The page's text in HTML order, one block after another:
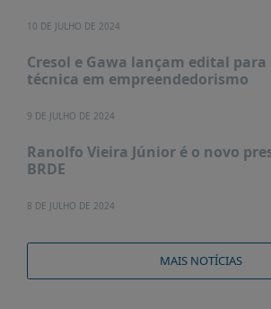
10 DE JULHO DE 2024
Cresol e Gawa lançam edital
técnica em empreendedorismo
9 DE JULHO DE 2024
Ranolfo Vieira Júnior é o novo
BRDE
8 DE JULHO DE 2024
MAIS NOTÍCIAS